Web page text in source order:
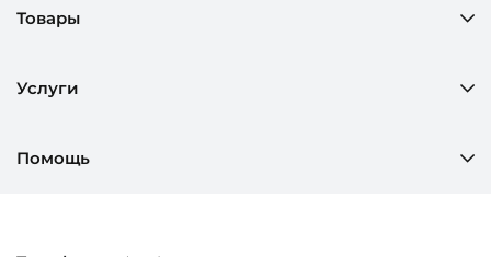
Товары
Услуги
Помощь